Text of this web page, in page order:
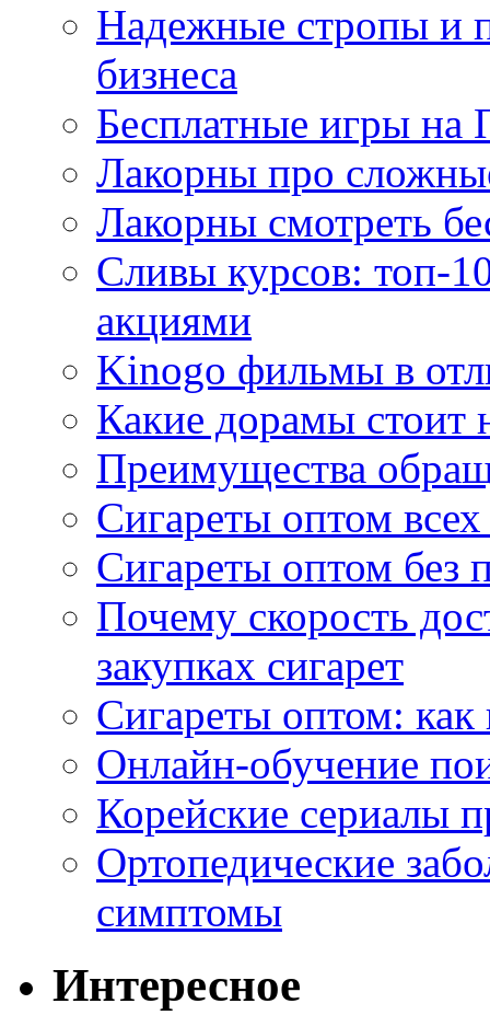
Надежные стропы и
бизнеса
Бесплатные игры на
Лакорны про
Лакорны смотреть
Сливы курсов: топ-
акциями
Kinogo фильмы в
Какие дорамы стоит
Преимущества
Сигареты оптом
Сигареты оптом без
Почему скорость
закупках сигарет
Сигареты оптом:
Онлайн-обучение
Корейские сериалы
Ортопедические
симптомы
Интересное